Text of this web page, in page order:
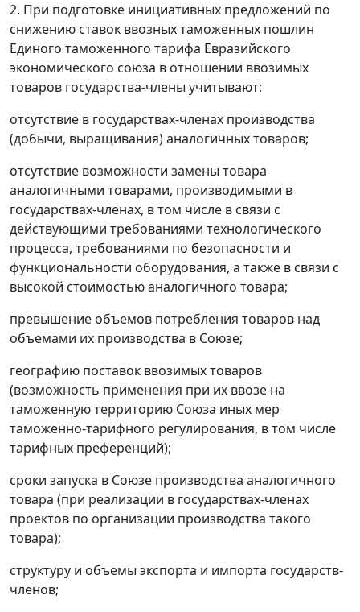
2. При подготовке инициативных предложений по
снижению ставок ввозных таможенных пошлин
Единого таможенного тарифа Евразийского
экономического союза в отношении ввозимых
товаров государства-члены учитывают:
отсутствие в государствах-членах производства
(добычи, выращивания) аналогичных товаров;
отсутствие возможности замены товара
аналогичными товарами, производимыми в
государствах-членах, в том числе в связи с
действующими требованиями технологического
процесса, требованиями по безопасности и
функциональности оборудования, а также в связи с
высокой стоимостью аналогичного товара;
превышение объемов потребления товаров над
объемами их производства в Союзе;
географию поставок ввозимых товаров
(возможность применения при их ввозе на
таможенную территорию Союза иных мер
таможенно-тарифного регулирования, в том числе
тарифных преференций);
сроки запуска в Союзе производства аналогичного
товара (при реализации в государствах-членах
проектов по организации производства такого
товара);
структуру и объемы экспорта и импорта государств-
членов;